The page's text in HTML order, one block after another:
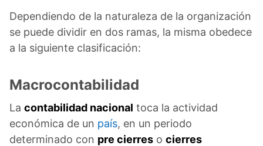
Dependiendo de la naturaleza de la organización
se puede dividir en dos ramas, la misma obedece
a la siguiente clasificación:​
Macrocontabilidad
La contabilidad nacional toca la actividad
económica de un país, en un periodo
determinado con pre cierres o cierres